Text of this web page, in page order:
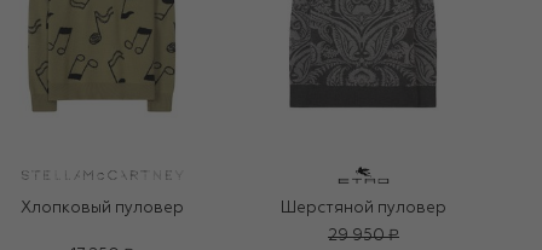
Хлопковый пуловер
Шерстяной пуловер
29 950 ₽